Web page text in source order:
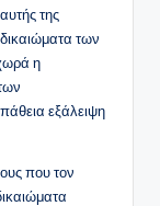
της
των
η
εξάλειψη
που τον